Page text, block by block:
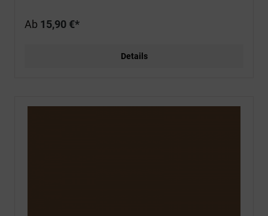
Ab 15,90 €*
Details